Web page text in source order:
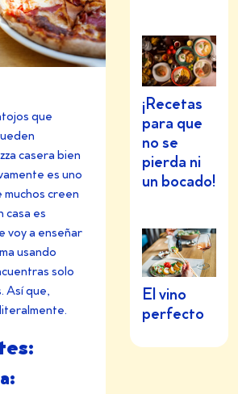
que
casera bien
es uno
muchos creen
casa es
voy a enseñar
usando
solo
Así que,
¡Recetas
para que
no se
pierda ni
un bocado!
El vino
perfecto